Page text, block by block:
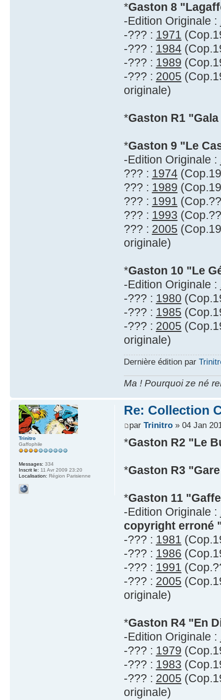
*Gaston 8
-Edition Originale :
-??? : 1971
-??? : 1984
-??? : 1989
-??? : 2005
originale)
*Gaston R1
*Gaston 9 "Le
-Edition Originale :
??? : 1974
??? : 1989
??? : 1991
??? : 1993
??? : 2005
originale)
*Gaston 10 "Le
-Edition Originale :
-??? : 1980
-??? : 1985
-??? : 2005
originale)
Dernière édition par
Ma ! Pourquoi ze né
Re: Collection
par Trinitro» 04 Jan
*Gaston R2 "Le
*Gaston R3
*Gaston 11
-Edition Originale :
copyright erroné
-??? : 1981
-??? : 1986
-??? : 1991
-??? : 2005
originale)
*Gaston R4 "En
-Edition Originale :
-??? : 1979
-??? : 1983
-??? : 2005
originale)
Trinitro
Gaffophile
Messages: 334
Inscrit le: 11 Avr 2009 23:20
Localisation: Région Parisienne